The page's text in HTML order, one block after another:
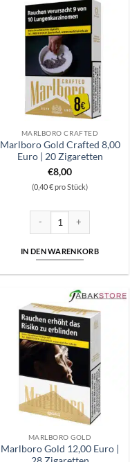
MARLBORO CRAFTED
Marlboro Gold Crafted 8,00
Euro | 20 Zigaretten
€8,00
(0,40 € pro Stück)
IN DEN WARENKORB
MARLBORO GOLD
Marlboro Gold 12,00 Euro |